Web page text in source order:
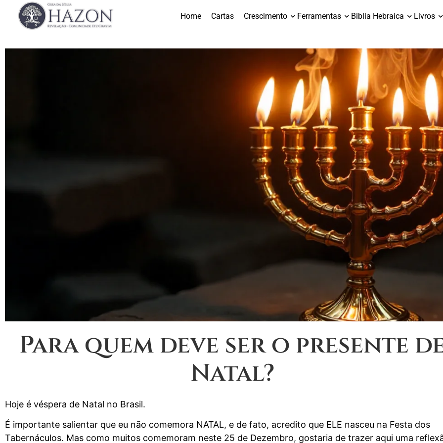
Home Cartas Crescimento Ferramentas Biblia Hebraica Livros
Para quem deve ser o presente
Natal?
Hoje é véspera de Natal no Brasil.
É importante salientar que eu não comemora NATAL, e de fato, acredito que ELE nasceu na Festa dos
Tabernáculos. Mas como muitos comemoram neste 25 de Dezembro, gostaria de trazer aqui uma